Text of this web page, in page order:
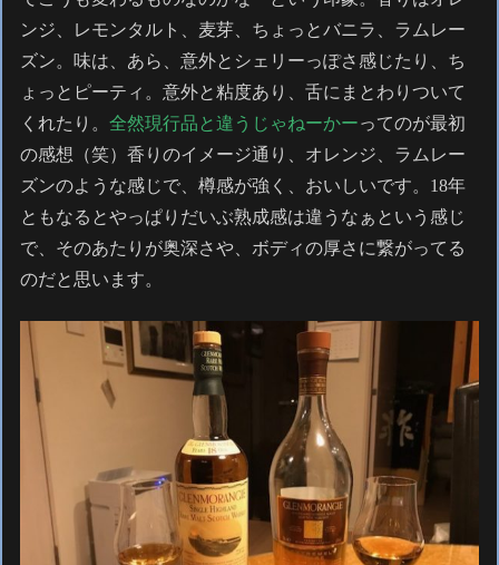
ンジ、レモンタルト、麦芽、ちょっとバニラ、ラムレー
ズン。味は、あら、意外とシェリーっぽさ感じたり、ち
ょっとピーティ。意外と粘度あり、舌にまとわりついて
くれたり。全然現行品と違うじゃねーかーってのが最初
の感想（笑）香りのイメージ通り、オレンジ、ラムレー
ズンのような感じで、樽感が強く、おいしいです。18年
ともなるとやっぱりだいぶ熟成感は違うなぁという感じ
で、そのあたりが奥深さや、ボディの厚さに繋がってる
のだと思います。